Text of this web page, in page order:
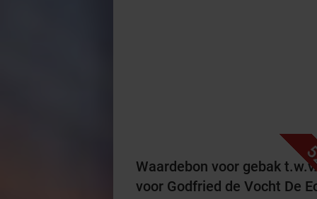
Waardebon voor gebak
voor Godfried de Vocht De